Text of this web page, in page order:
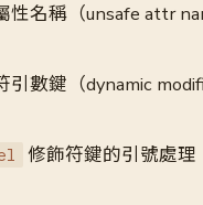
性名稱（unsafe attr
引數鍵（dynamic
修飾符鍵的引號處理